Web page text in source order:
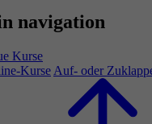
navigation
Kurse
Kurse Auf- oder